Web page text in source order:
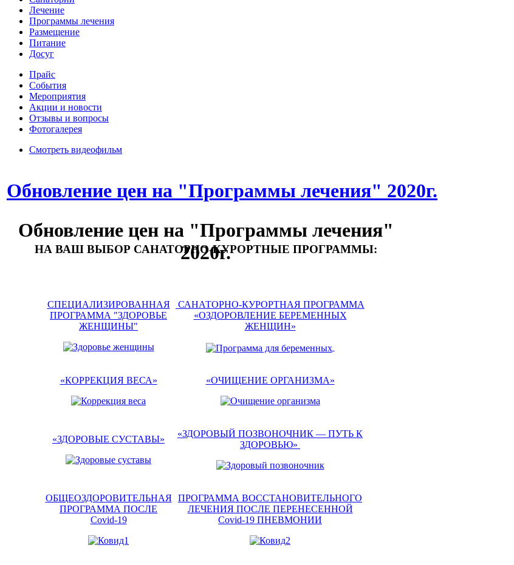
Лечение
Программы лечения
Размещение
Питание
Досуг
Прайс
События
Мероприятия
Акции и новости
Отзывы и вопросы
Фотогалерея
Смотреть видеофильм
Обновление цен на "Программы лечения" 2020г.
Обновление цен на "Программы лечения"
2020г.
НА ВАШ ВЫБОР САНАТОРНО-КУРОРТНЫЕ ПРОГРАММЫ:
СПЕЦИАЛИЗИРОВАННАЯ
ПРОГРАММА "ЗДОРОВЬЕ
ЖЕНЩИНЫ"
САНАТОРНО-КУРОРТНАЯ ПРОГРАММА
«ОЗДОРОВЛЕНИЕ БЕРЕМЕННЫХ
ЖЕНЩИН»
«КОРРЕКЦИЯ ВЕСА» «ОЧИЩЕНИЕ ОРГАНИЗМА»
«ЗДОРОВЫЕ СУСТАВЫ»
«ЗДОРОВЫЙ ПОЗВОНОЧНИК — ПУТЬ К
ЗДОРОВЬЮ»
ОБЩЕОЗДОРОВИТЕЛЬНАЯ
ПРОГРАММА ПОСЛЕ
Covid-19
ПРОГРАММА ВОССТАНОВИТЕЛЬНОГО
ЛЕЧЕНИЯ ПОСЛЕ ПЕРЕНЕСЕННОЙ
Covid-19 ПНЕВМОНИИ